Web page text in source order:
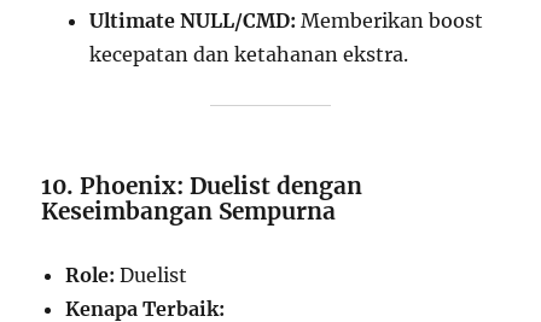
Ultimate NULL/CMD: Memberikan boost
kecepatan dan ketahanan ekstra.
10. Phoenix: Duelist dengan
Keseimbangan Sempurna
Role: Duelist
Kenapa Terbaik: